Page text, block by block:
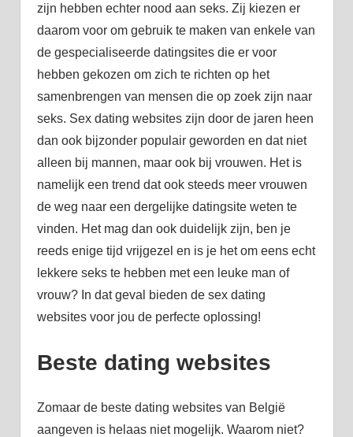
zijn hebben echter nood aan seks. Zij kiezen er
daarom voor om gebruik te maken van enkele van
de gespecialiseerde datingsites die er voor
hebben gekozen om zich te richten op het
samenbrengen van mensen die op zoek zijn naar
seks. Sex dating websites zijn door de jaren heen
dan ook bijzonder populair geworden en dat niet
alleen bij mannen, maar ook bij vrouwen. Het is
namelijk een trend dat ook steeds meer vrouwen
de weg naar een dergelijke datingsite weten te
vinden. Het mag dan ook duidelijk zijn, ben je
reeds enige tijd vrijgezel en is je het om eens echt
lekkere seks te hebben met een leuke man of
vrouw? In dat geval bieden de sex dating
websites voor jou de perfecte oplossing!
Beste dating websites
Zomaar de beste dating websites van België
aangeven is helaas niet mogelijk. Waarom niet?